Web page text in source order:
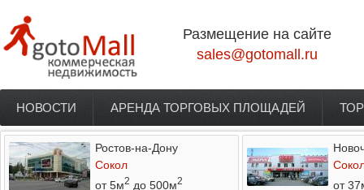
Размещение на сайте
sales@gotomall.ru
Главное меню
НОВОСТИ АРЕНДА ТОРГОВЫХ ПЛОЩАДЕЙ
Ростов-на-Дону
Сокол
от 5м2 до 500м2
от